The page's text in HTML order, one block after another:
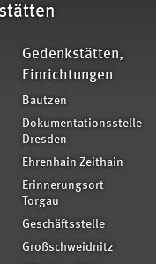
Gedenkstätten,
Einrichtungen
Bautzen
Dokumentationsstelle
Dresden
Ehrenhain Zeithain
Erinnerungsort
Torgau
Geschäftsstelle
Großschweidnitz